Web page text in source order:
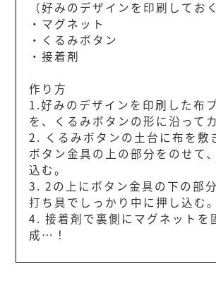
（好みのデザインを印刷しておく
・マグネット
・くるみボタン
・接着剤
作り方
1.好みのデザインを印刷した布
を、くるみボタンの形に沿って
2. くるみボタンの土台に布を敷
ボタン金具の上の部分をのせて
込む。
3. 2の上にボタン金具の下の部分
打ち具でしっかり中に押し込む。
4. 接着剤で裏側にマグネットを
成…！